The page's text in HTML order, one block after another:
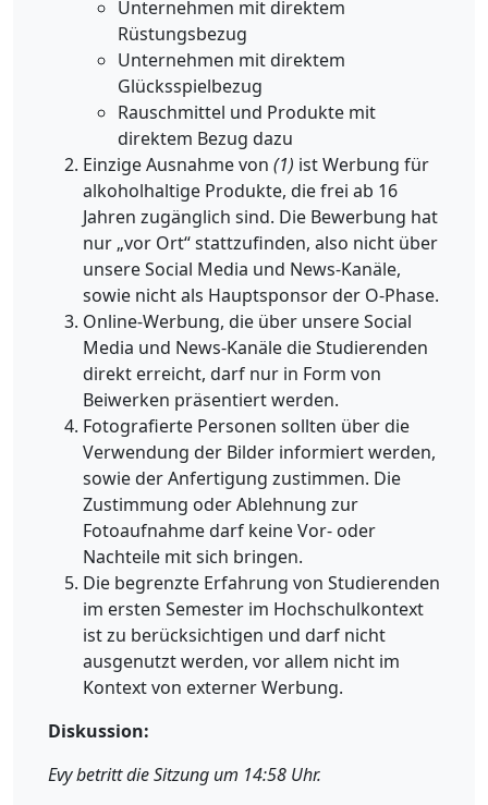
Unternehmen mit direktem
Rüstungsbezug
Unternehmen mit direktem
Glücksspielbezug
Rauschmittel und Produkte mit
direktem Bezug dazu
Einzige Ausnahme von (1) ist Werbung für
alkoholhaltige Produkte, die frei ab 16
Jahren zugänglich sind. Die Bewerbung hat
nur „vor Ort“ stattzufinden, also nicht über
unsere Social Media und News-Kanäle,
sowie nicht als Hauptsponsor der O-Phase.
Online-Werbung, die über unsere Social
Media und News-Kanäle die Studierenden
direkt erreicht, darf nur in Form von
Beiwerken präsentiert werden.
Fotografierte Personen sollten über die
Verwendung der Bilder informiert werden,
sowie der Anfertigung zustimmen. Die
Zustimmung oder Ablehnung zur
Fotoaufnahme darf keine Vor- oder
Nachteile mit sich bringen.
Die begrenzte Erfahrung von Studierenden
im ersten Semester im Hochschulkontext
ist zu berücksichtigen und darf nicht
ausgenutzt werden, vor allem nicht im
Kontext von externer Werbung.
Diskussion:
Evy betritt die Sitzung um 14:58 Uhr.